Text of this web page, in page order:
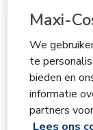
Maxi-
We
te
bieden en
informatie
partners
Lees ons